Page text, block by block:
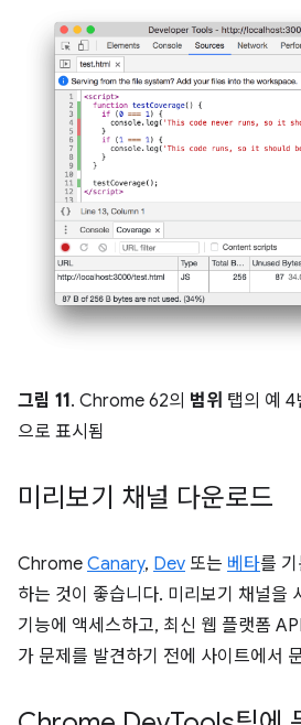
그림 11. Chrome 62의 범위 탭의 예 4
으로 표시됨
미리보기 채널 다운로드
Chrome Canary, Dev 또는 베타를
하는 것이 좋습니다. 미리보기 채널을
기능에 액세스하고, 최신 웹 플랫폼
가 문제를 발견하기 전에 사이트에서